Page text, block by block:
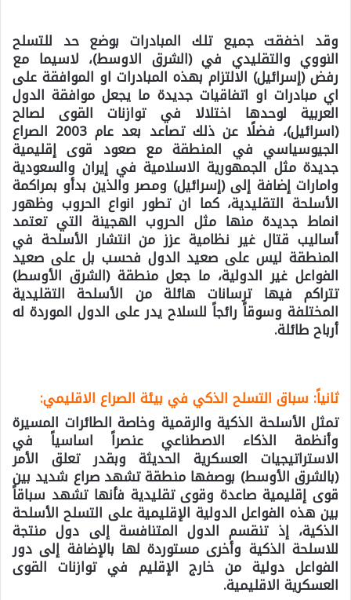
وقد اخفقت جميع تلك المبادرات بوضع حد للتسلح
النووي والتقليدي في (الشرق الاوسط)، لاسيما مع
رفض (إسرائيل) الالتزام بهذه المبادرات او الموافقة على
اي مبادرات او اتفاقيات جديدة ما يجعل موافقة الدول
العربية لوحدها اختلالا في توازنات القوى لصالح
(اسرائيل)، فضلًا عن ذلك تصاعد بعد عام 2003 الصراع
الجيوسياسي في المنطقة مع صعود قوى إقليمية
جديدة مثل الجمهورية الاسلامية في إيران والسعودية
وامارات إضافة إلى (إسرائيل) ومصر والذين بدأو بمراكمة
الأسلحة التقليدية، كما ان تطور انواع الحروب وظهور
انماط جديدة منها مثل الحروب الهجينة التي تعتمد
أساليب قتال غير نظامية عزز من انتشار الأسلحة في
المنطقة ليس على صعيد الدول فحسب بل على صعيد
الفواعل غير الدولية، ما جعل منطقة (الشرق الأوسط)
تتراكم فيها ترسانات هائلة من الأسلحة التقليدية
المختلفة وسوقاً رائجاً للسلاح يدر على الدول الموردة له
أرباح طائلة.
ثانياً: سباق التسلح الذكي في بيئة الصراع الاقليمي:
تمثل الأسلحة الذكية والرقمية وخاصة الطائرات المسيرة
وأنظمة الذكاء الاصطناعي عنصراً اساسياً في
الاستراتيجيات العسكرية الحديثة وبقدر تعلق الأمر
(بالشرق الأوسط) بوصفها منطقة تشهد صراع شديد بين
قوى إقليمية صاعدة وقوى تقليدية فأنها تشهد سباقاً
بين هذه الفواعل الدولية الإقليمية على التسلح الأسلحة
الذكية، إذ تنقسم الدول المتنافسة إلى دول منتجة
للاسلحة الذكية وأخرى مستوردة لها بالإضافة إلى دور
الفواعل دولية من خارج الإقليم في توازنات القوى
العسكرية الاقليمية.